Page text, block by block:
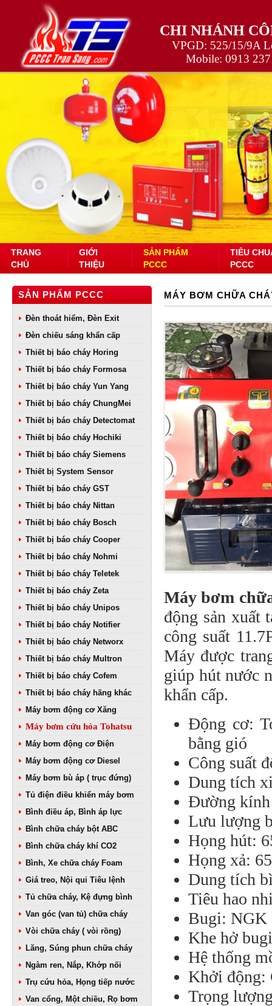
CHI NHÁNH
VPGD: 525/15/9A
Mobile: 0913
TRANG
CHỦ
GIỚI
THIỆU
SẢN PHẨM
PCCC
TIÊU
PCCC
SẢN PHẨM PCCC
Đèn thoát hiểm, Đèn Exit
Đèn chiếu sáng khẩn cấp
Thiết bị báo cháy Horing
Thiết bị báo cháy Formosa
Thiết bị báo cháy Yun Yang
Thiết bị báo cháy ChungMei
Thiết bị báo cháy Detectomat
Thiết bị báo cháy Hochiki
Thiết bị báo cháy Siemens
Thiết bị System Sensor
Thiết bị báo cháy GST
Thiết bị báo cháy Nittan
Thiết bị báo cháy Bosch
Thiết bị báo cháy Cooper
Thiết bị báo cháy Nohmi
Thiết bị báo cháy Teletek
Thiết bị báo cháy Zeta
Thiết bị báo cháy Unipos
Thiết bị báo cháy Notifier
Thiết bị báo cháy Networx
Thiết bị báo cháy Multron
Thiết bị báo cháy Cofem
Thiết bị báo cháy hãng khác
Máy bơm động cơ Xăng
Máy bơm cứu hỏa Tohatsu
Máy bơm động cơ Điện
Máy bơm động cơ Diesel
Máy bơm bù áp ( trục đứng)
Tủ điện điều khiển máy bơm
Bình điều áp, Bình áp lực
Bình chữa cháy bột ABC
Bình chữa cháy khí CO2
Bình, Xe chữa cháy Foam
Giá treo, Nội qui Tiêu lệnh
Tủ chữa cháy, Kệ đựng bình
Van góc (van tủ) chữa cháy
Vòi chữa cháy ( vòi rồng)
Lăng, Súng phun chữa cháy
Ngàm ren, Nắp, Khớp nối
Trụ cứu hỏa, Họng tiếp nước
Van cổng, Một chiều, Rọ bơm
MÁY BƠM CHỮA
Máy bơm
động sản xuất
công suất
Máy được
giúp hút nước
khẩn cấp.
Động cơ:
bằng gió
Công suất
Dung tích
Đường kính
Lưu lượng
Họng hút:
Họng xả:
Dung tích
Tiêu hao
Bugi: NGK
Khe hở
Hệ thống
Khởi động:
Trọng